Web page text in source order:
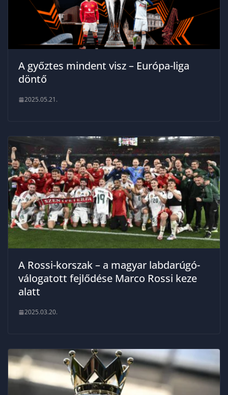
A győztes mindent visz – Európa-liga
döntő
2025.05.21.
A Rossi-korszak – a magyar labdarúgó-
válogatott fejlődése Marco Rossi keze
alatt
2025.03.20.